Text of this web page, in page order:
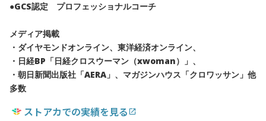
●GCS認定 プロフェッショナルコーチ
メディア掲載
・ダイヤモンドオンライン、東洋経済オンライン、
・日経BP「日経クロスウーマン（xwoman）」、
・朝日新聞出版社「AERA」、マガジンハウス「クロワッサン」他
多数
ストアカでの実績を見る open_in_new